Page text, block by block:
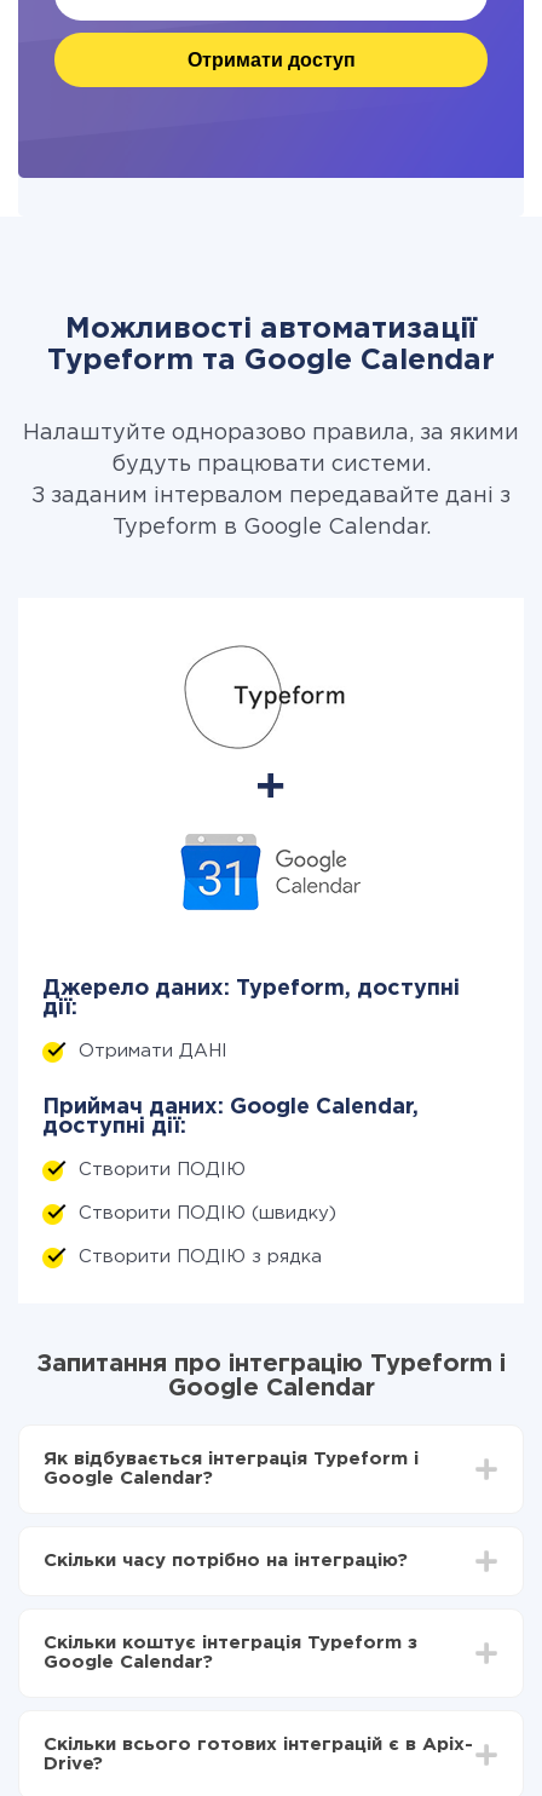
Отримати доступ
Можливості автоматизації
Typeform та Google Calendar
Налаштуйте одноразово правила, за якими
будуть працювати системи.
З заданим інтервалом передавайте дані з
Typeform в Google Calendar.
Джерело даних: Typeform, доступні
дії:
Отримати ДАНІ
Приймач даних: Google Calendar,
доступні дії:
Створити ПОДІЮ
Створити ПОДІЮ (швидку)
Створити ПОДІЮ з рядка
Запитання про інтеграцію Typeform і
Google Calendar
Як відбувається інтеграція Typeform і
Google Calendar?
Вибираєте які дані передавати з Typeform в
Тепер дані будуть автоматично передаватися з
Typeform в Google Calendar
Скільки часу потрібно на інтеграцію?
становити від 5-ти до 30-хвилин. У середньому
налаштування займає 10-15 хвилин.
Скільки коштує інтеграція Typeform з
Google Calendar?
Ви оплачуєте лише кількість даних, які за фактом
передаються з однієї вашої системи в іншу через
Скільки всього готових інтеграцій є в Apix-
Drive?